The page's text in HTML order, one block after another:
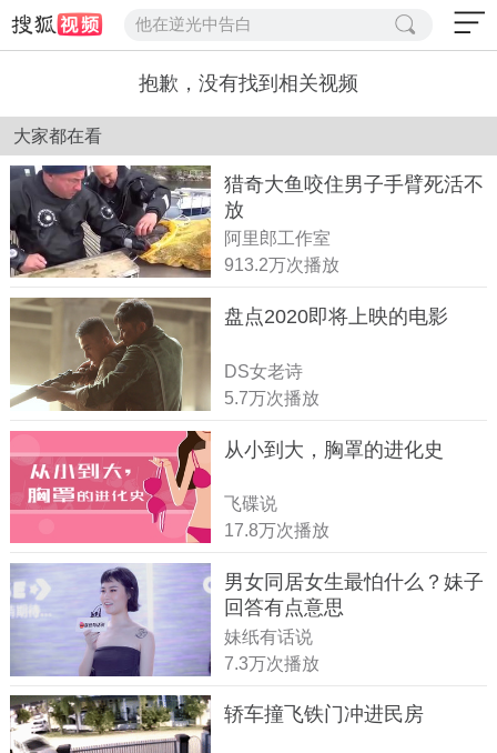
他在逆光中告白
抱歉，没有找到相关视频
大家都在看
猎奇大鱼咬住男子手臂死活不
放
阿里郎工作室
913.2万次播放
盘点2020即将上映的电影
DS女老诗
5.7万次播放
从小到大，胸罩的进化史
飞碟说
17.8万次播放
男女同居女生最怕什么？妹子
回答有点意思
妹纸有话说
7.3万次播放
轿车撞飞铁门冲进民房